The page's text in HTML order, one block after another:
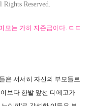
Reserved.
모는 가히 지존급이다. ㄷㄷ
은 서서히 자신의 부모들로
보다 한발 앞선 디에고가